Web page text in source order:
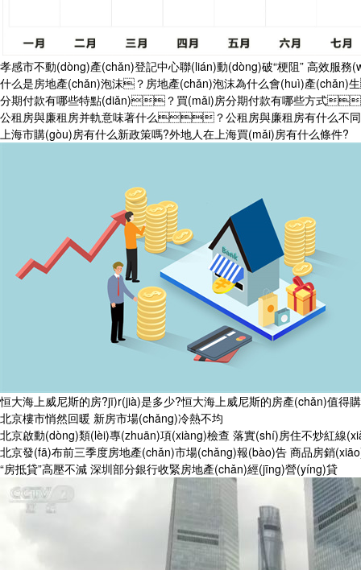
孝感市不動(dòng)產(chǎn)登記中心聯(lián)動(dòng)破“梗阻” 高效服務
什么是房地產(chǎn)泡沫？房地產(chǎn)泡沫為什么會(huì)產
分期付款有哪些特點(diǎn)？買(mǎi)房分期付款有哪些方式
公租房與廉租房并軌意味著什么？公租房與廉租房有什么
上海市購(gòu)房有什么新政策嗎?外地人在上海買(mǎi)房有什么條件?
恒大海上威尼斯的房?jī)r(jià)是多少?恒大海上威尼斯的房產(chǎn)值得
北京樓市悄然回暖 新房市場(chǎng)冷熱不均
北京啟動(dòng)類(lèi)專(zhuān)項(xiàng)檢查 落實(shí)房住不炒紅線
北京發(fā)布前三季度房地產(chǎn)市場(chǎng)報(bào)告 商品房銷
“房抵貸”高壓不減 深圳部分銀行收緊房地產(chǎn)經(jīng)營(yíng)貸